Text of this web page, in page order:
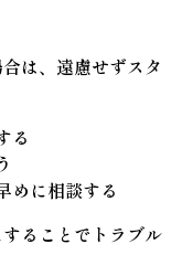
は、遠慮せずスタ
る
めに相談する
ることでトラブル